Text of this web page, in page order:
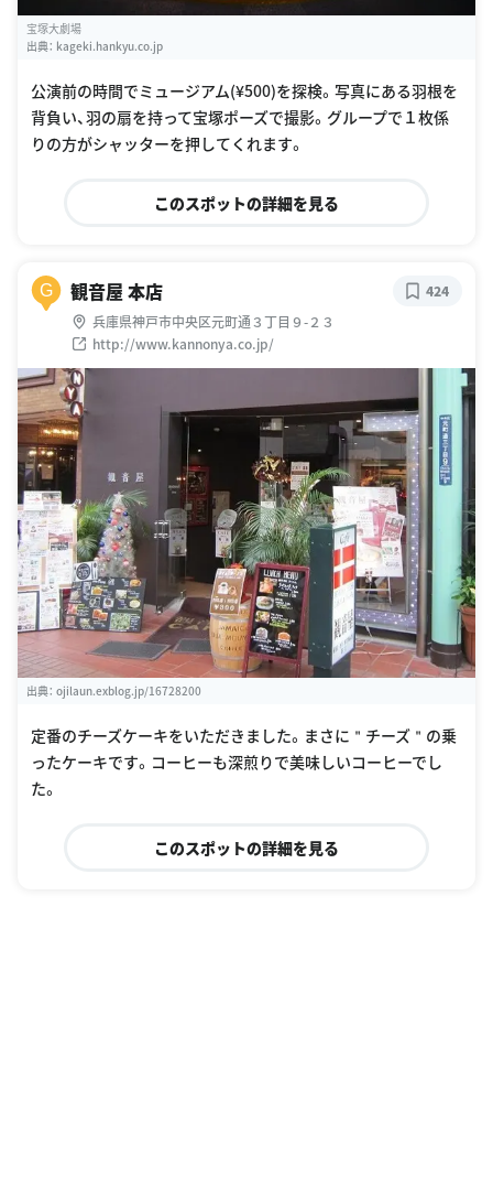
宝塚大劇場
出典： kageki.hankyu.co.jp
公演前の時間でミュージアム(¥500)を探検。写真にある羽根を
背負い、羽の扇を持って宝塚ポーズで撮影。グループで１枚係
りの方がシャッターを押してくれます。
このスポットの詳細を見る
G 観音屋 本店
兵庫県神戸市中央区元町通３丁目９-２３
http://www.kannonya.co.jp/
424
出典： ojilaun.exblog.jp/16728200
定番のチーズケーキをいただきました。まさに＂チーズ＂の乗
ったケーキです。コーヒーも深煎りで美味しいコーヒーでし
た。
このスポットの詳細を見る